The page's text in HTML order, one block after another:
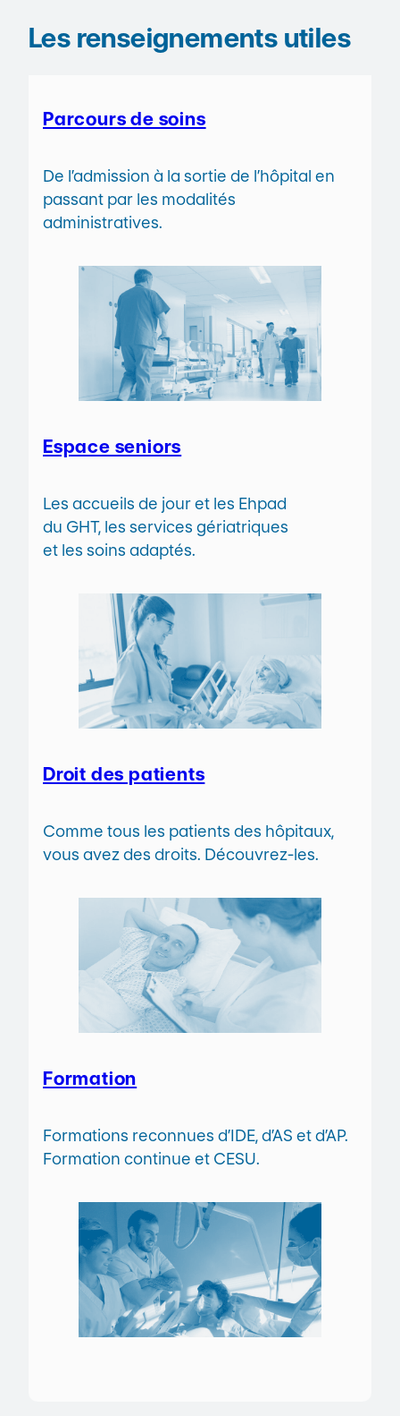
Les renseignements utiles
Parcours de soins
De l’admission à la sortie de l’hôpital en
passant par les modalités
administratives.
Espace seniors
Les accueils de jour et les Ehpad
du GHT, les services gériatriques
et les soins adaptés.
Droit des patients
Comme tous les patients des hôpitaux,
vous avez des droits. Découvrez-les.
Formation
Formations reconnues d’IDE, d’AS et d’AP.
Formation continue et CESU.